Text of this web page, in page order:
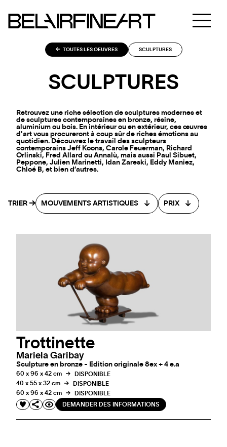
TOUTES LES OEUVRES SCULPTURES
SCULPTURES
Retrouvez une riche sélection de sculptures modernes et
de sculptures contemporaines en bronze, résine,
aluminium ou bois. En intérieur ou en extérieur, ces œuvres
d'art vous procureront à coup sûr de riches émotions au
quotidien. Découvrez le travail des sculpteurs
contemporains Jeff Koons, Carole Feuerman, Richard
Orlinski, Fred Allard ou Annalù, mais aussi Paul Sibuet,
Peppone, Julien Marinetti, Idan Zareski, Eddy Maniez,
Chloé B, et bien d’autres.
TRIER MOUVEMENTS ARTISTIQUES PRIX
Trottinette
Mariela Garibay
Sculpture en bronze - Edition originale 8ex + 4 e.a
60 x 96 x 42 cm
DISPONIBLE
40 x 55 x 32 cm
DISPONIBLE
60 x 96 x 42 cm
DISPONIBLE
DEMANDER DES INFORMATIONS